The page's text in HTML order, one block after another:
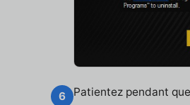
6 Patientez pendant